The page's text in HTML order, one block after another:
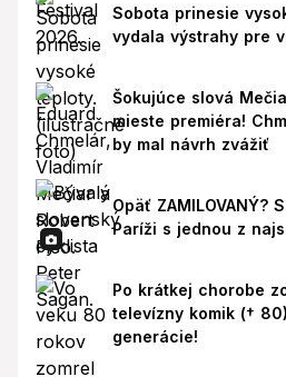
Sobota prinesie
vydala výstrahy pre
Šokujúce slová
mieste premiéra!
by mal návrh zvážiť
Opäť ZAMILOVANÝ?
Paríži s jednou z
Po krátkej chorobe
televízny komik (†
generácie!